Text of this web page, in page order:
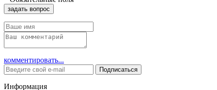
задать вопрос
комментировать...
Подписаться
Информация